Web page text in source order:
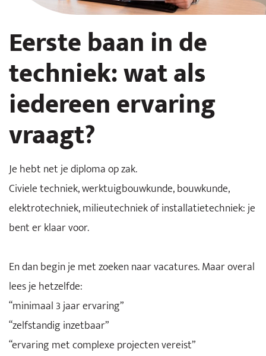
Eerste baan in de
techniek: wat als
iedereen ervaring
vraagt?
Je hebt net je diploma op zak.
Civiele techniek, werktuigbouwkunde, bouwkunde,
elektrotechniek, milieutechniek of installatietechniek: je
bent er klaar voor.
En dan begin je met zoeken naar vacatures. Maar overal
lees je hetzelfde:
“minimaal 3 jaar ervaring”
“zelfstandig inzetbaar”
“ervaring met complexe projecten vereist”